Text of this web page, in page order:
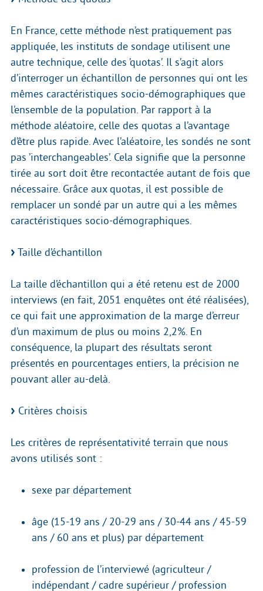
En France, cette méthode n’est pratiquement pas
appliquée, les instituts de sondage utilisent une
autre technique, celle des ’quotas’. Il s’agit alors
d’interroger un échantillon de personnes qui ont les
mêmes caractéristiques socio-démographiques que
l’ensemble de la population. Par rapport à la
méthode aléatoire, celle des quotas a l’avantage
d’être plus rapide. Avec l’aléatoire, les sondés ne sont
pas ’interchangeables’. Cela signifie que la personne
tirée au sort doit être recontactée autant de fois que
nécessaire. Grâce aux quotas, il est possible de
remplacer un sondé par un autre qui a les mêmes
caractéristiques socio-démographiques.
Taille d’échantillon
La taille d’échantillon qui a été retenu est de 2000
interviews (en fait, 2051 enquêtes ont été réalisées),
ce qui fait une approximation de la marge d’erreur
d’un maximum de plus ou moins 2,2%. En
conséquence, la plupart des résultats seront
présentés en pourcentages entiers, la précision ne
pouvant aller au-delà.
Critères choisis
Les critères de représentativité terrain que nous
avons utilisés sont :
sexe par département
âge (15-19 ans / 20-29 ans / 30-44 ans / 45-59
ans / 60 ans et plus) par département
profession de l’interviewé (agriculteur /
indépendant / cadre supérieur / profession